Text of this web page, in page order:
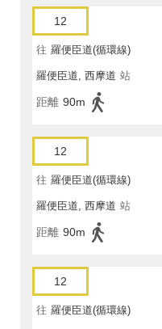
12
往 羅便臣道(循環線)
羅便臣道, 西摩道 站
距離 90m
12
往 羅便臣道(循環線)
羅便臣道, 西摩道 站
距離 90m
12
往 羅便臣道(循環線)